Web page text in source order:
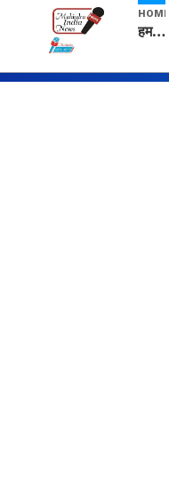
HOME
हम सनातनी..." सांसद kangana Ranaut से क्या बोली लड़की? Viral Jantar-Mantar | CJP protest